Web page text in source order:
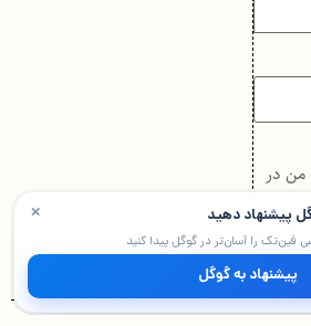
من در
× پیشنهاد دهید
فین‌تک را آسان‌تر در گوگل پیدا کنید
پیشنهاد به گوگل